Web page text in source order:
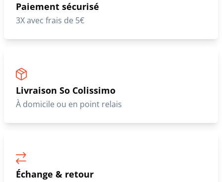
Paiement sécurisé
3X avec frais de 5€
Livraison So Colissimo
À domicile ou en point relais
Échange & retour